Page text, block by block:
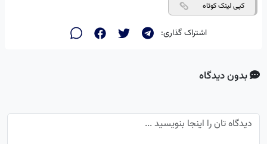
کپی لینک کوتاه
اشتراک گذاری:
بدون دیدگاه